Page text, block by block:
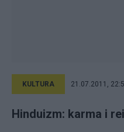
KULTURA 21.07.2011,
Hinduizm: karma i